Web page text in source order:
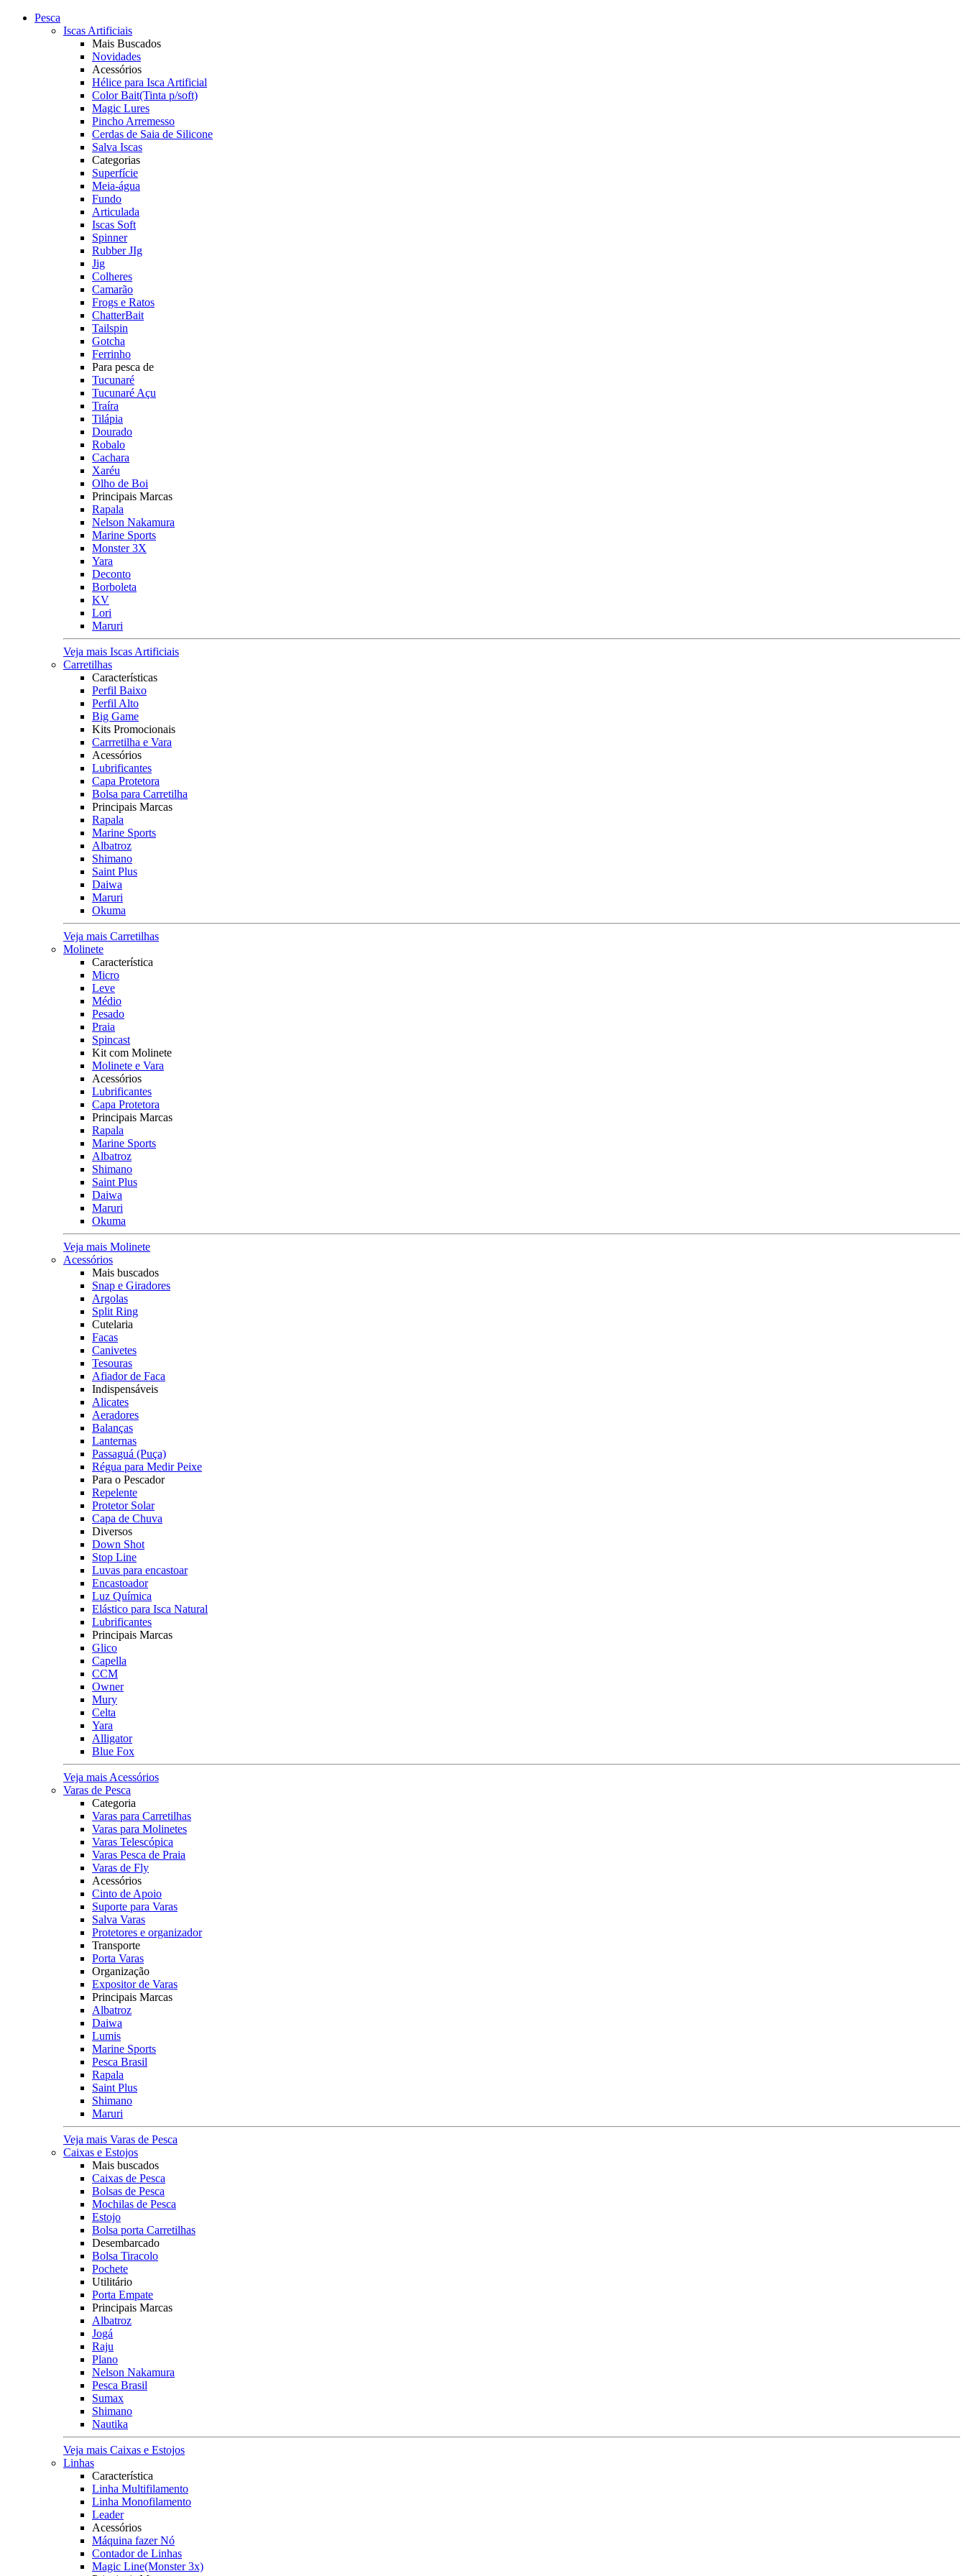
Pesca
Iscas Artificiais
Mais Buscados
Novidades
Acessórios
Hélice para Isca Artificial
Color Bait(Tinta p/soft)
Magic Lures
Pincho Arremesso
Cerdas de Saia de Silicone
Salva Iscas
Categorias
Superfície
Meia-água
Fundo
Articulada
Iscas Soft
Spinner
Rubber JIg
Jig
Colheres
Camarão
Frogs e Ratos
ChatterBait
Tailspin
Gotcha
Ferrinho
Para pesca de
Tucunaré
Tucunaré Açu
Traíra
Tilápia
Dourado
Robalo
Cachara
Xaréu
Olho de Boi
Principais Marcas
Rapala
Nelson Nakamura
Marine Sports
Monster 3X
Yara
Deconto
Borboleta
KV
Lori
Maruri
Veja mais Iscas Artificiais
Carretilhas
Características
Perfil Baixo
Perfil Alto
Big Game
Kits Promocionais
Carrretilha e Vara
Acessórios
Lubrificantes
Capa Protetora
Bolsa para Carretilha
Principais Marcas
Rapala
Marine Sports
Albatroz
Shimano
Saint Plus
Daiwa
Maruri
Okuma
Veja mais Carretilhas
Molinete
Característica
Micro
Leve
Médio
Pesado
Praia
Spincast
Kit com Molinete
Molinete e Vara
Acessórios
Lubrificantes
Capa Protetora
Principais Marcas
Rapala
Marine Sports
Albatroz
Shimano
Saint Plus
Daiwa
Maruri
Okuma
Veja mais Molinete
Acessórios
Mais buscados
Snap e Giradores
Argolas
Split Ring
Cutelaria
Facas
Canivetes
Tesouras
Afiador de Faca
Indispensáveis
Alicates
Aeradores
Balanças
Lanternas
Passaguá (Puça)
Régua para Medir Peixe
Para o Pescador
Repelente
Protetor Solar
Capa de Chuva
Diversos
Down Shot
Stop Line
Luvas para encastoar
Encastoador
Luz Química
Elástico para Isca Natural
Lubrificantes
Principais Marcas
Glico
Capella
CCM
Owner
Mury
Celta
Yara
Alligator
Blue Fox
Veja mais Acessórios
Varas de Pesca
Categoria
Varas para Carretilhas
Varas para Molinetes
Varas Telescópica
Varas Pesca de Praia
Varas de Fly
Acessórios
Cinto de Apoio
Suporte para Varas
Salva Varas
Protetores e organizador
Transporte
Porta Varas
Organização
Expositor de Varas
Principais Marcas
Albatroz
Daiwa
Lumis
Marine Sports
Pesca Brasil
Rapala
Saint Plus
Shimano
Maruri
Veja mais Varas de Pesca
Caixas e Estojos
Mais buscados
Caixas de Pesca
Bolsas de Pesca
Mochilas de Pesca
Estojo
Bolsa porta Carretilhas
Desembarcado
Bolsa Tiracolo
Pochete
Utilitário
Porta Empate
Principais Marcas
Albatroz
Jogá
Raju
Plano
Nelson Nakamura
Pesca Brasil
Sumax
Shimano
Nautika
Veja mais Caixas e Estojos
Linhas
Característica
Linha Multifilamento
Linha Monofilamento
Leader
Acessórios
Máquina fazer Nó
Contador de Linhas
Magic Line(Monster 3x)